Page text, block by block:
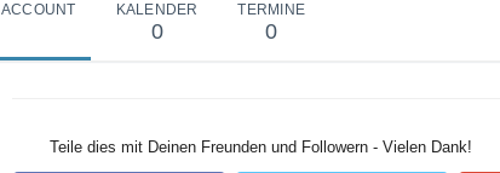
ACCOUNT KALENDER
0
TERMINE
0
Teile dies mit Deinen Freunden und Followern - Vielen Dank!